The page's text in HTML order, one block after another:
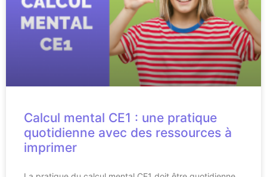
Calcul mental CE1 : une pratique
quotidienne avec des ressources à
imprimer